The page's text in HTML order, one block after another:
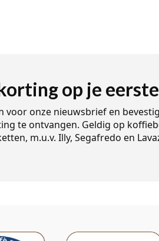
op je
voor onze nieuwsbrief en
te ontvangen. Geldig op
m.u.v. Illy, Segafredo en